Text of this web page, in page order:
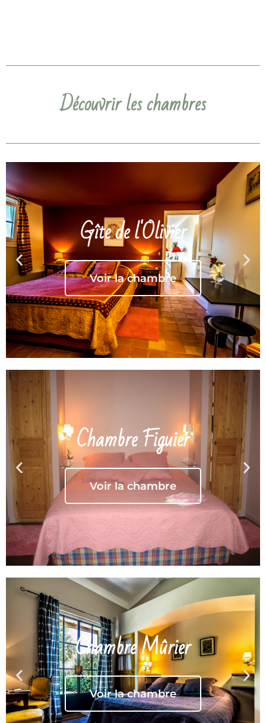
Découvrir les chambres
Gîte de l'Olivier
Voir la chambre
Chambre Figuier
Voir la chambre
Chambre Mûrier
Voir la chambre